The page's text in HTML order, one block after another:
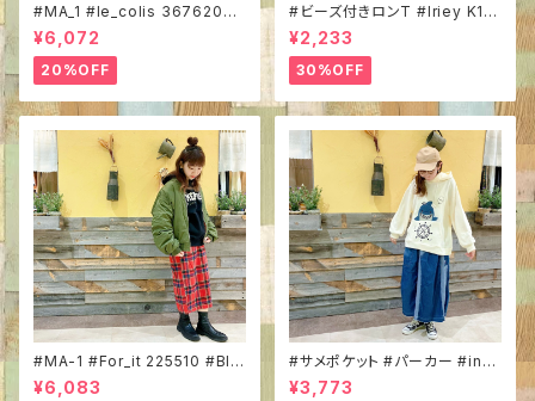
#MA_1 #le_colis 3676204
#裏地配色 #中綿 #シンプルア
ウター #エムエーワン
¥6,072
20%OFF
#ビーズ付きロンT #Iriey K13
259 #インナーカットソー #長
袖 #フライス #カラフルインナー
#無地 #コットン100％ #重ね着
に
¥2,233
30%OFF
#MA-1 #For_it 225510 #BIG
サイズ #ボリューム袖 #ミリタリ
ーコーデ #トレンドアイテム #
¥6,083
#サメポケット #パーカー #in_fi
eld 343248 #プルオーバー #
サメモチーフ #サメ #船長 #ひょ
¥3,773